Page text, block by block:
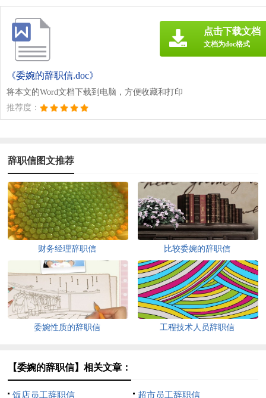
《委婉的辞职信.doc》
将本文的Word文档下载到电脑，方便收藏和打印
推荐度：
点击下载文档
文档为doc格式
辞职信图文推荐
财务经理辞职信 比较委婉的辞职信
委婉性质的辞职信 工程技术人员辞职信
【委婉的辞职信】相关文章：
饭店员工辞职信 超市员工辞职信